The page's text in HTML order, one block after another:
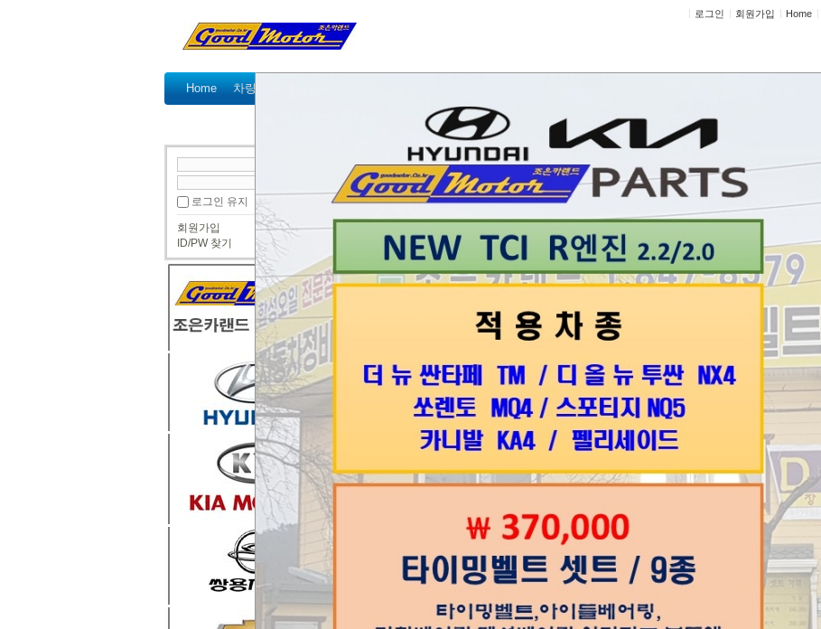
로그인 회원가입 Home
Home 차량정비가격표
수입차 정비상담
로그인 유지
회원가입
ID/PW 찾기
● 국산차 정비상담
600s
뉴체어맨 600s 냉각수 넘치고 통안에 기름이 있는데 헤드교체 해야할것 같은데요
엮인글0 http://
댓글1
2018.06.28 08:48
차명 차량번호 연식 / 연락처가 기본 정보입니다..
헤드가 변형된 원인도 있겠죠?
단순 비용이 나올수 있는 고장이 아닙니다.
오셔서 점검 받아보세요.
헤드 가스켓 교화공임은 38만원입니다..